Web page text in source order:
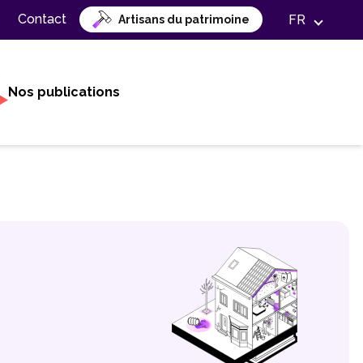
Contact Artisans du patrimoine FR
Nos publications